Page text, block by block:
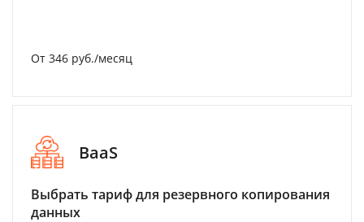
От 346 руб./месяц
BaaS
Выбрать тариф для резервного копирования
данных